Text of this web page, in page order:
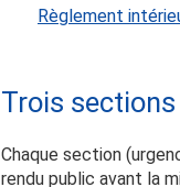
Règlement
Trois
Chaque section
rendu public avant la